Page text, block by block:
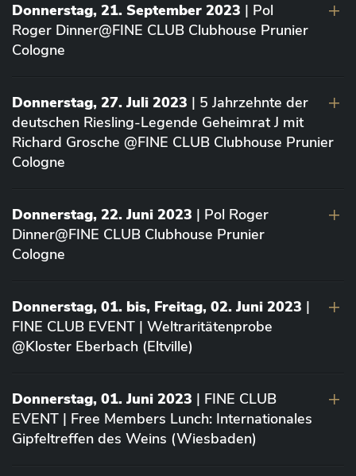
Donnerstag, 21. September 2023 | Pol
Roger Dinner@FINE CLUB Clubhouse Prunier
Cologne
Donnerstag, 27. Juli 2023 | 5 Jahrzehnte der
deutschen Riesling-Legende Geheimrat J mit
Richard Grosche @FINE CLUB Clubhouse Prunier
Cologne
Donnerstag, 22. Juni 2023 | Pol Roger
Dinner@FINE CLUB Clubhouse Prunier
Cologne
Donnerstag, 01. bis, Freitag, 02. Juni 2023 |
FINE CLUB EVENT | Weltraritätenprobe
@Kloster Eberbach (Eltville)
Donnerstag, 01. Juni 2023 | FINE CLUB
EVENT | Free Members Lunch: Internationales
Gipfeltreffen des Weins (Wiesbaden)